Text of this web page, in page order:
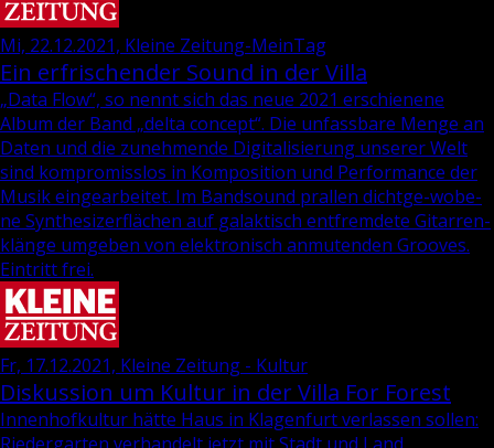
Mi, 22.12.2021, Kleine Zeitung-MeinTag
Ein erfrischender Sound in der Villa
„Data Flow“, so nennt sich das neue 2021 er­schie­ne­ne
Album der Band „delta con­cept“. Die un­fass­ba­re Menge an
Daten und die zu­neh­men­de Di­gi­ta­li­sie­rung un­se­rer Welt
sind kom­pro­miss­los in Kom­po­si­ti­on und Per­for­mance der
Musik ein­ge­ar­bei­tet. Im Band­sound pral­len dicht­ge­-wo­be­
ne Syn­the­si­zer­flä­chen auf ga­lak­tisch ent­frem­de­te Gi­tar­ren­
klän­ge um­ge­ben von elek­tro­nisch an­mu­ten­den Groo­ves.
Ein­tritt frei.
Fr, 17.12.2021, Kleine Zeitung - Kultur
Diskussion um Kultur in der Villa For Forest
In­nen­hof­kul­tur hätte Haus in Kla­gen­furt ver­las­sen sol­len: